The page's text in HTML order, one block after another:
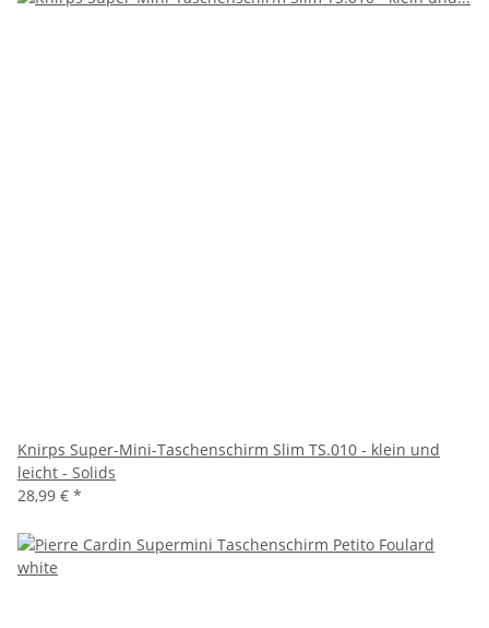
Knirps Super-Mini-Taschenschirm Slim TS.010 - klein und
leicht - Solids
28,99 € *